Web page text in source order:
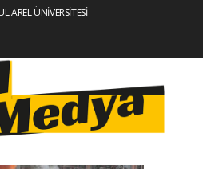
AREL ÜNİVERSİTESİ